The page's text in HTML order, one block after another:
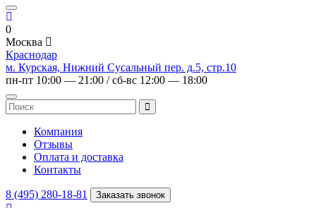
0
Москва
Краснодар
м. Курская, Нижний Сусальный пер. д.5, стр.10
пн-пт 10:00 — 21:00 / сб-вс 12:00 — 18:00
Компания
Отзывы
Оплата и доставка
Контакты
8 (495) 280-18-81 Заказать звонок